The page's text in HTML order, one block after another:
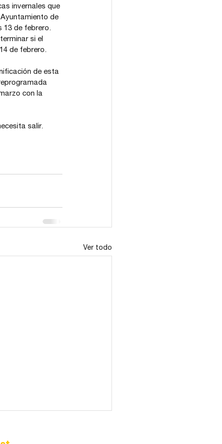
invernales que
de
13 de febrero.
si el
de febrero.
de esta
con la
salir.
Ver todo